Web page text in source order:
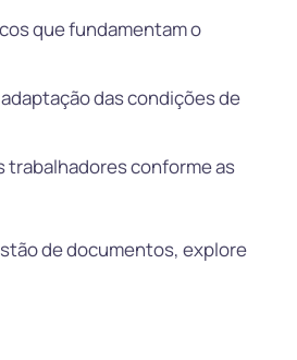
que fundamentam o
das condições de
trabalhadores conforme as
de documentos, explore